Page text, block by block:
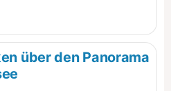
der über Spiez thront. Die
die auf den Niesen führt,
Kiental können Sie die
über den Panorama